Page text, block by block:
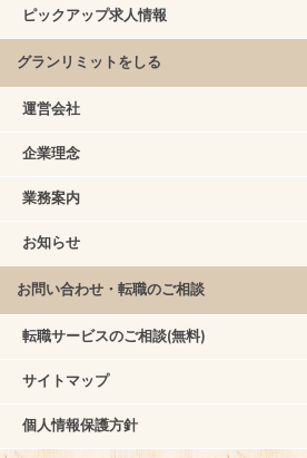
ピックアップ求人情報
グランリミットをしる
運営会社
企業理念
業務案内
お知らせ
お問い合わせ・転職のご相談
転職サービスのご相談(無料)
サイトマップ
個人情報保護方針